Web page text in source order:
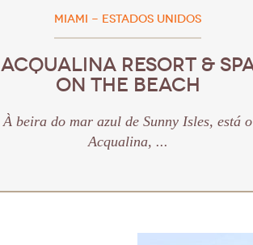
MIAMI - ESTADOS UNIDOS
ACQUALINA RESORT &
ON THE BEACH
À beira do mar azul de Sunny Isles, está o
Acqualina, ...